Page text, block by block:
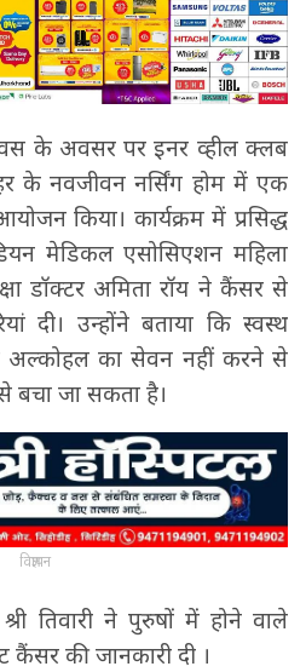
के अवसर पर इनर व्हील क्लब
के नवजीवन नर्सिंग होम में एक
किया। कार्यक्रम में प्रसिद्ध
मेडिकल एसोसिएशन महिला
डॉक्टर अमिता रॉय ने कैंसर से
दी। उन्होंने बताया कि स्वस्थ
का सेवन नहीं करने से
बचा जा सकता है।
विज्ञापन
तिवारी ने पुरुषों में होने वाले
की जानकारी दी ।